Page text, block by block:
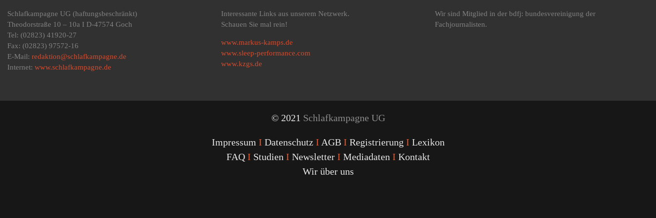
Schlafkampagne UG (haftungsbeschränkt)
Theodorstraße 10 – 10a I D-47574 Goch
Tel: (02823) 41920-27
Fax: (02823) 97572-16
E-Mail: redaktion@schlafkampagne.de
Internet: www.schlafkampagne.de
Interessante Links aus unserem Netzwerk.
Schauen Sie mal rein!
www.markus-kamps.de
www.sleep-performance.com
www.kzgs.de
Wir sind Mitglied in der bdfj: bundesvereinigung der
Fachjournalisten.
© 2021 Schlafkampagne UG
Impressum I Datenschutz I AGB I Registrierung I Lexikon
FAQ I Studien I Newsletter I Mediadaten I Kontakt
Wir über uns